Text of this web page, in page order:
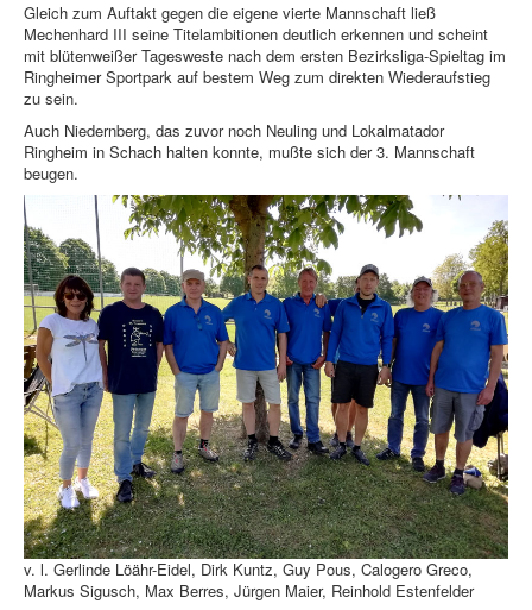
Gleich zum Auftakt gegen die eigene vierte Mannschaft ließ
Mechenhard III seine Titelambitionen deutlich erkennen und scheint
mit blütenweißer Tagesweste nach dem ersten Bezirksliga-Spieltag im
Ringheimer Sportpark auf bestem Weg zum direkten Wiederaufstieg
zu sein.
Auch Niedernberg, das zuvor noch Neuling und Lokalmatador
Ringheim in Schach halten konnte, mußte sich der 3. Mannschaft
beugen.
v. l. Gerlinde Löähr-Eidel, Dirk Kuntz, Guy Pous, Calogero Greco,
Markus Sigusch, Max Berres, Jürgen Maier, Reinhold Estenfelder